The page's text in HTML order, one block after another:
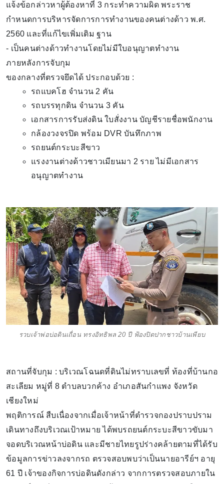
แจ้งข้อกล่าวหาผู้ต้องหาที่ 3 กระทำความผิด พระราช
กำหนดการบริหารจัดการการทำงานของคนต่างด้าว พ.ศ.
2560 และที่แก้ไขเพิ่มเติม ฐาน
- เป็นคนต่างด้าวทำงานโดยไม่มีใบอนุญาตทำงาน
ภายหลังการจับกุม
ของกลางที่ตรวจยึดได้ ประกอบด้วย :
รถแบคโฮ จำนวน 2 คัน
รถบรรทุกดิน จำนวน 3 คัน
เอกสารการรับส่งดิน ใบสั่งงาน บัญชีรายชื่อพนักงาน
กล้องวงจรปิด พร้อม DVR บันทึกภาพ
รถยนต์กระบะสีขาว
แรงงานต่างด้าวชาวเมียนมา 2 ราย ไม่มีเอกสาร
อนุญาตทำงาน
รวบเจ้าพ่อบ่อดินเถื่อน ทรงอิทธิพล 20 ปี ฟ้องปิดปากชาวบ้านเพียบ
สถานที่จับกุม : บริเวณโฉนดที่ดินไม่ทราบเลขที่ ท้องที่บ้านกอ
สะเลียม หมู่ที่ 8 ตำบลบวกค้าง อำเภอสันกำแพง จังหวัด
เชียงใหม่
พฤติการณ์ สืบเนื่องจากเมื่อเจ้าหน้าที่ตำรวจกองปราบปราม
เดินทางถึงบริเวณเป้าหมาย ได้พบรถยนต์กระบะสีขาวขับมา
จอดบริเวณหน้าบ่อดิน และมีชายไทยรูปร่างคล้ายตามที่ได้รับ
ข้อมูลการข่าวลงจากรถ ตรวจสอบพบว่าเป็นนายอารีย์ฯ อายุ
61 ปี เจ้าของกิจการบ่อดินดังกล่าว จากการตรวจสอบภายใน